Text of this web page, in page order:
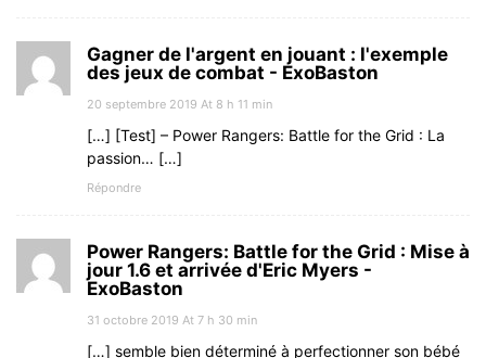
Gagner de l'argent en jouant : l'exemple
des jeux de combat - ExoBaston
20 septembre 2019 At 8 h 11 min
[…] [Test] – Power Rangers: Battle for the Grid : La
passion… […]
Répondre
Power Rangers: Battle for the Grid : Mise à
jour 1.6 et arrivée d'Eric Myers -
ExoBaston
31 octobre 2019 At 7 h 30 min
[…] semble bien déterminé à perfectionner son bébé